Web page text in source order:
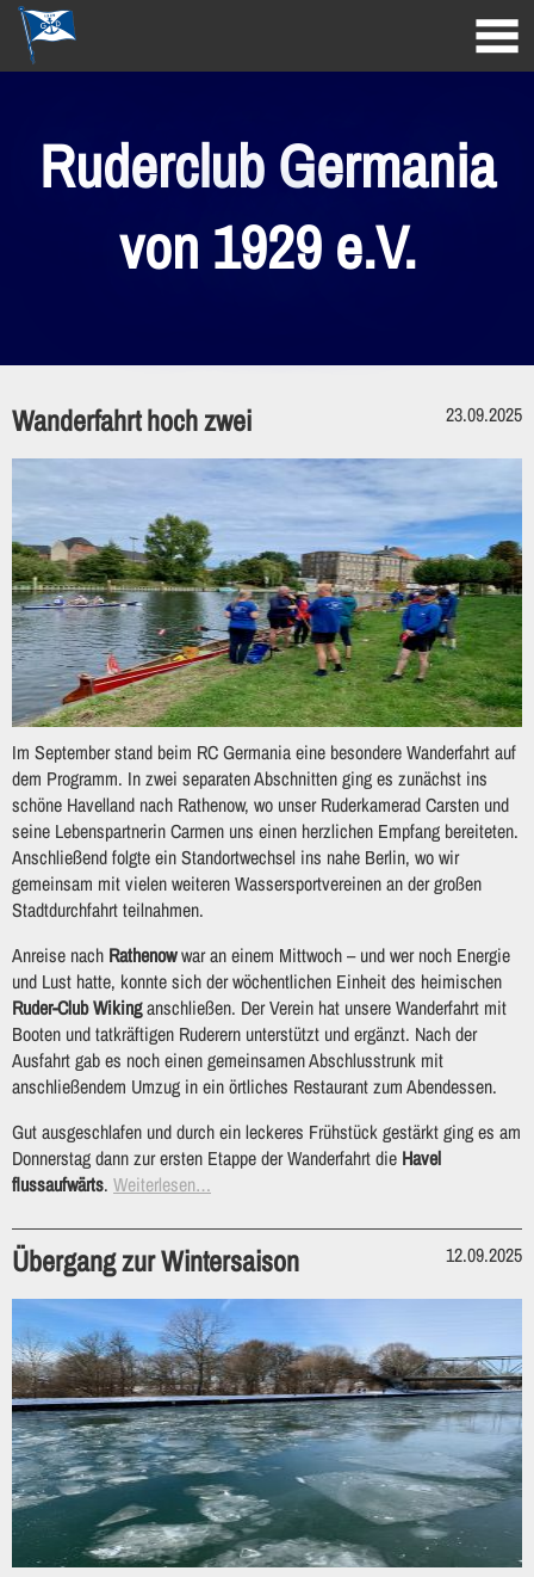
Ruderclub Germania
von 1929 e.V.
Wanderfahrt hoch zwei 23.09.2025
Im September stand beim RC Germania eine besondere Wanderfahrt auf
dem Programm. In zwei separaten Abschnitten ging es zunächst ins
schöne Havelland nach Rathenow, wo unser Ruderkamerad Carsten und
seine Lebenspartnerin Carmen uns einen herzlichen Empfang bereiteten.
Anschließend folgte ein Standortwechsel ins nahe Berlin, wo wir
gemeinsam mit vielen weiteren Wassersportvereinen an der großen
Stadtdurchfahrt teilnahmen.
Anreise nach Rathenowwar an einem Mittwoch – und wer noch Energie
und Lust hatte, konnte sich der wöchentlichen Einheit des heimischen
Ruder-Club Wikinganschließen. Der Verein hat unsere Wanderfahrt mit
Booten und tatkräftigen Ruderern unterstützt und ergänzt. Nach der
Ausfahrt gab es noch einen gemeinsamen Abschlusstrunk mit
anschließendem Umzug in ein örtliches Restaurant zum Abendessen.
Gut ausgeschlafen und durch ein leckeres Frühstück gestärkt ging es am
Donnerstag dann zur ersten Etappe der Wanderfahrt die Havel
flussaufwärts. Weiterlesen…
Übergang zur Wintersaison 12.09.2025